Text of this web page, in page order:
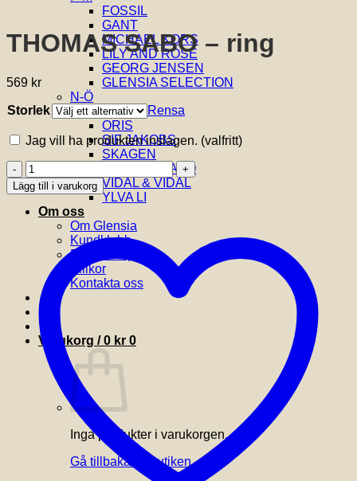
FOSSIL
GANT
MICHAEL KORS
LILY AND ROSE
GEORG JENSEN
GLENSIA SELECTION
N-Ö
NOBEL
ORIS
SIF JAKOBS
SKAGEN
THOMAS SABO
VIDAL & VIDAL
YLVA LI
Om oss
Om Glensia
Kundklubb
Butik i Emporia
Villkor
Kontakta oss
Varukorg /0 kr 0
Inga produkter i varukorgen.
Gå tillbaka till butiken
THOMAS SABO – ring
569 kr
Storlek Rensa
Jag vill ha produkten inslagen. (valfritt)
THOMAS
SABO
-
ring
mängd
Lägg till i varukorg